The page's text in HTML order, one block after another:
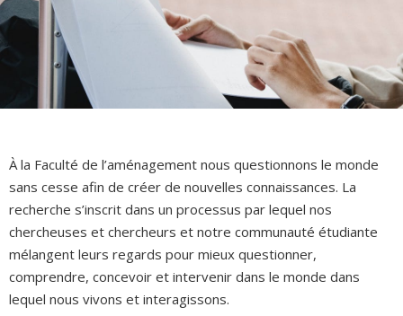
À la Faculté de l’aménagement nous questionnons le monde
sans cesse afin de créer de nouvelles connaissances. La
recherche s’inscrit dans un processus par lequel nos
chercheuses et chercheurs et notre communauté étudiante
mélangent leurs regards pour mieux questionner,
comprendre, concevoir et intervenir dans le monde dans
lequel nous vivons et interagissons.